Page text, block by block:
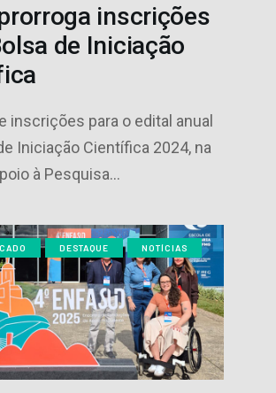
inscrições
de Iniciação
inscrições para o edital anual
Iniciação Científica 2024, na
à Pesquisa…
DESTAQUE NOTÍCIAS